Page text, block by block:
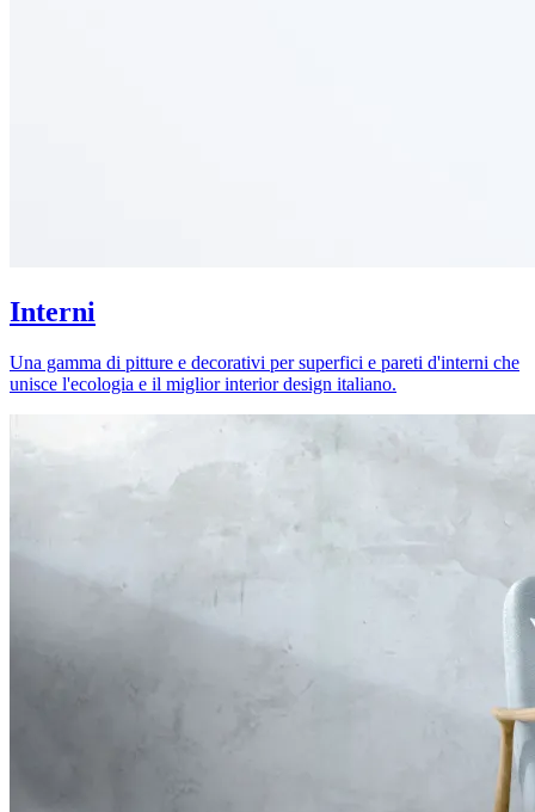
Interni
Una gamma di pitture e decorativi per superfici e pareti d'interni che
unisce l'ecologia e il miglior interior design italiano.